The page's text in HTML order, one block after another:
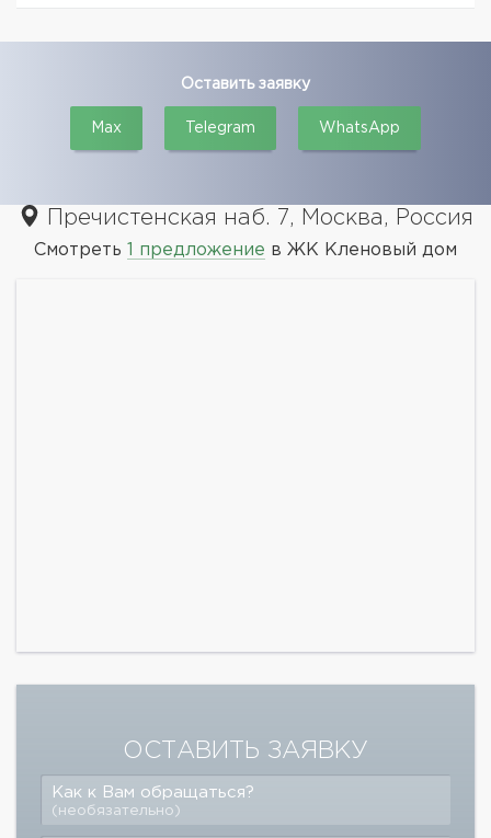
Оставить заявку
Max Telegram WhatsApp
Пречистенская наб. 7, Москва, Россия
Смотреть 1 предложение в ЖК Кленовый дом
ОСТАВИТЬ ЗАЯВКУ
Как к Вам обращаться?
(необязательно)